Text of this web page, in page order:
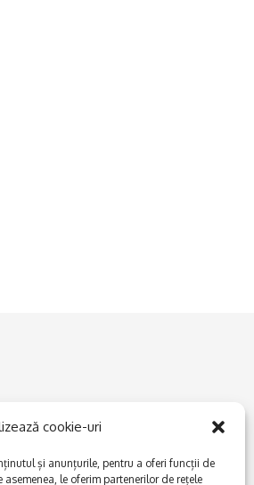
cookie-uri
și anunțurile, pentru a oferi funcții de
le oferim partenerilor de rețele